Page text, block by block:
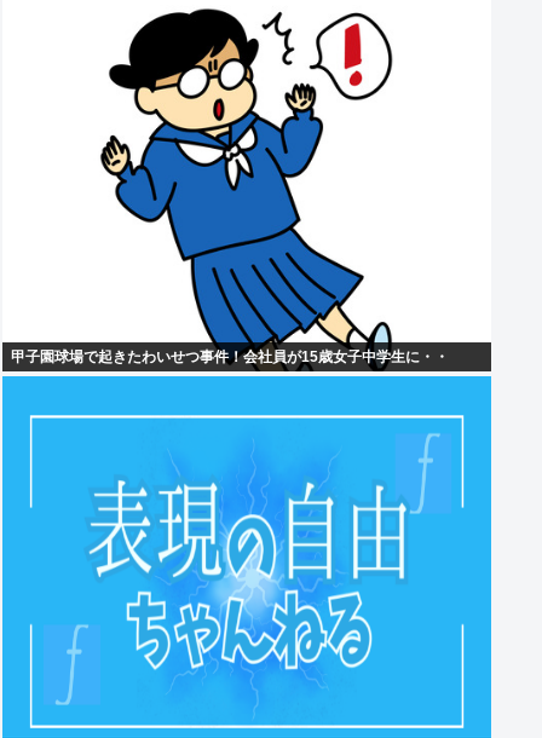
甲子園球場で起きたわいせつ事件！会社員が15歳女子中学生に・・